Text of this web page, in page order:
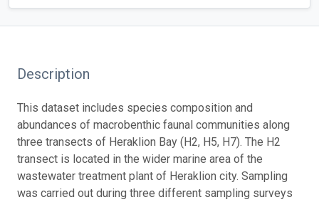
Description
This dataset includes species composition and
abundances of macrobenthic faunal communities along
three transects of Heraklion Bay (H2, H5, H7). The H2
transect is located in the wider marine area of the
wastewater treatment plant of Heraklion city. Sampling
was carried out during three different sampling surveys